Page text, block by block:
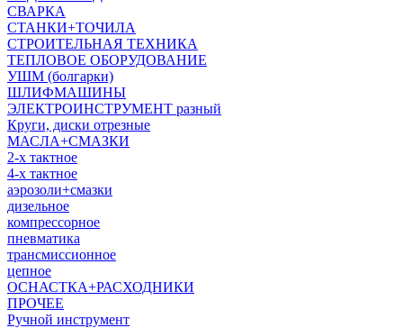
СВАРКА
СТАНКИ+ТОЧИЛА
СТРОИТЕЛЬНАЯ ТЕХНИКА
ТЕПЛОВОЕ ОБОРУДОВАНИЕ
УШМ (болгарки)
ШЛИФМАШИНЫ
ЭЛЕКТРОИНСТРУМЕНТ разный
Круги, диски отрезные
МАСЛА+СМАЗКИ
2-х тактное
4-х тактное
аэрозоли+смазки
дизельное
компрессорное
пневматика
трансмиссионное
цепное
ОСНАСТКА+РАСХОДНИКИ
ПРОЧЕЕ
Ручной инструмент